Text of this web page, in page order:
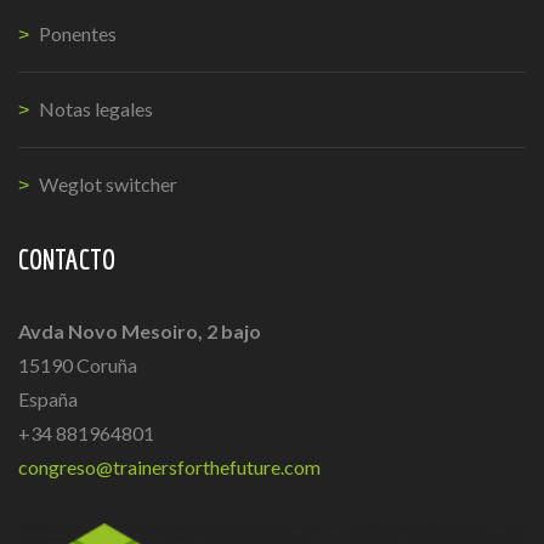
Ponentes
Notas legales
Weglot switcher
CONTACTO
Avda Novo Mesoiro, 2 bajo
15190 Coruña
España
+34 881964801
congreso@trainersforthefuture.com